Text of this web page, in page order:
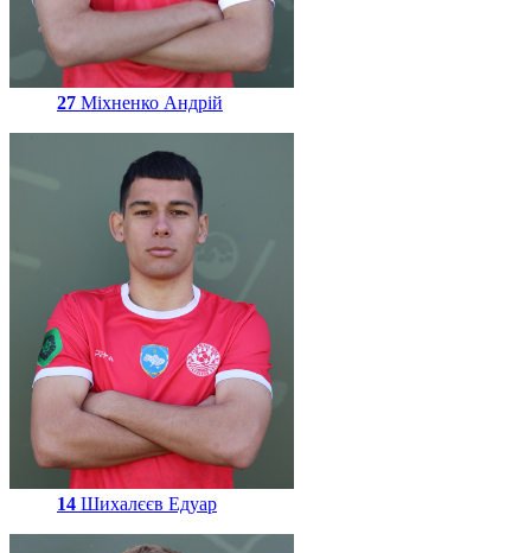
27 Міхненко Андрій
14 Шихалєєв Едуар